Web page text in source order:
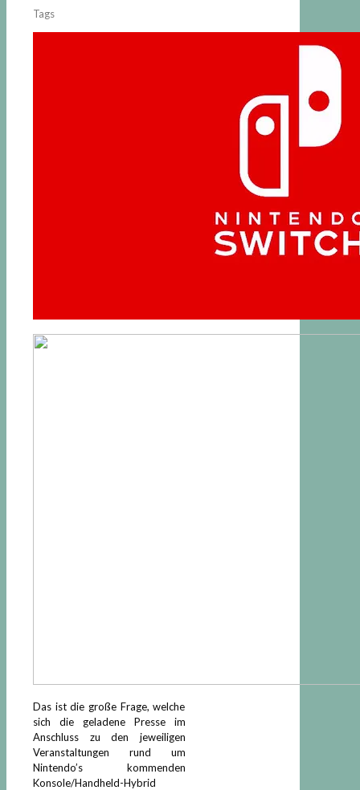
Tags
Das ist die große Frage, welche
sich die geladene Presse im
Anschluss zu den jeweiligen
Veranstaltungen rund um
Nintendo’s kommenden
Konsole/Handheld-Hybrid